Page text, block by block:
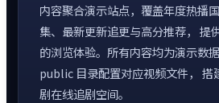
内容聚合演示站点，覆盖年度热播
集、最新更新追更与高分推荐， 提
的浏览体验。所有内容均为演示数
public 目录配置对应视频文件， 搭
剧在线追剧空间。